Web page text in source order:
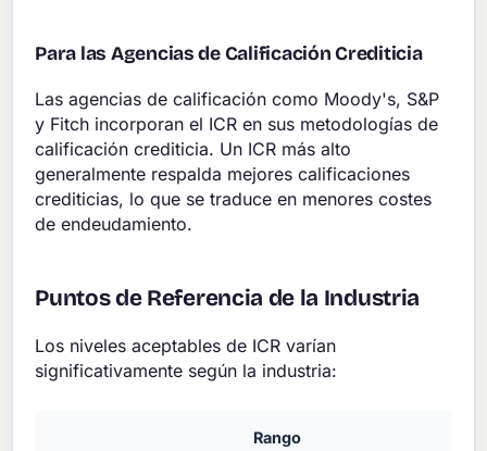
Para las Agencias de Calificación Crediticia
Las agencias de calificación como Moody's, S&P
y Fitch incorporan el ICR en sus metodologías de
calificación crediticia. Un ICR más alto
generalmente respalda mejores calificaciones
crediticias, lo que se traduce en menores costes
de endeudamiento.
Puntos de Referencia de la Industria
Los niveles aceptables de ICR varían
significativamente según la industria:
Rango